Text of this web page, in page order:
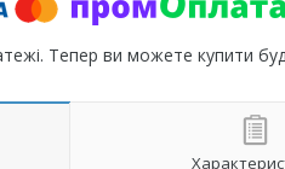
Тепер ви можете купити